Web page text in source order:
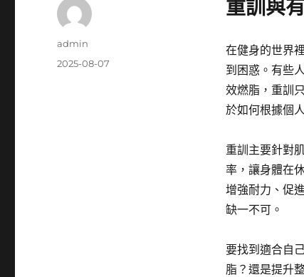
重訓與
在健身的世界
到困惑。有些
效燃脂，重訓
於如何根據個
重訓主要針對
率，讓身體在
增強耐力、促
缺一不可。
要找到適合自
脂？還是提升
作
admin
發
2025-08-07